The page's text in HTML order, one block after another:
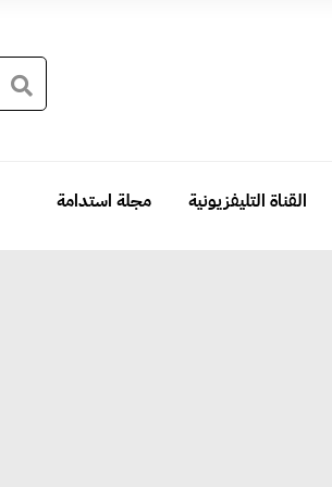
القناة التليفزيونية مجلة استدامة